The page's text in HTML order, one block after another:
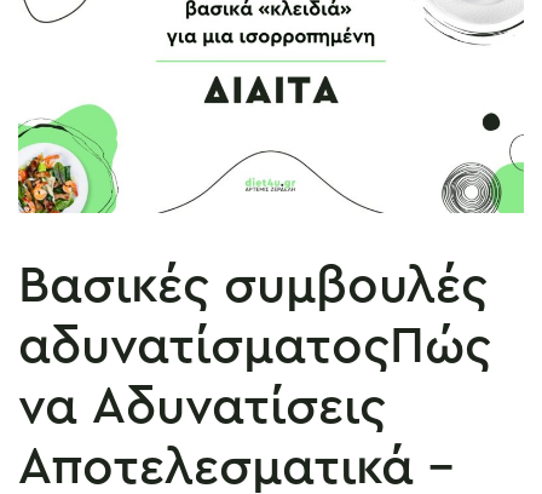
Βασικές συμβουλές
αδυνατίσματοςΠώς
να Αδυνατίσεις
Αποτελεσματικά –